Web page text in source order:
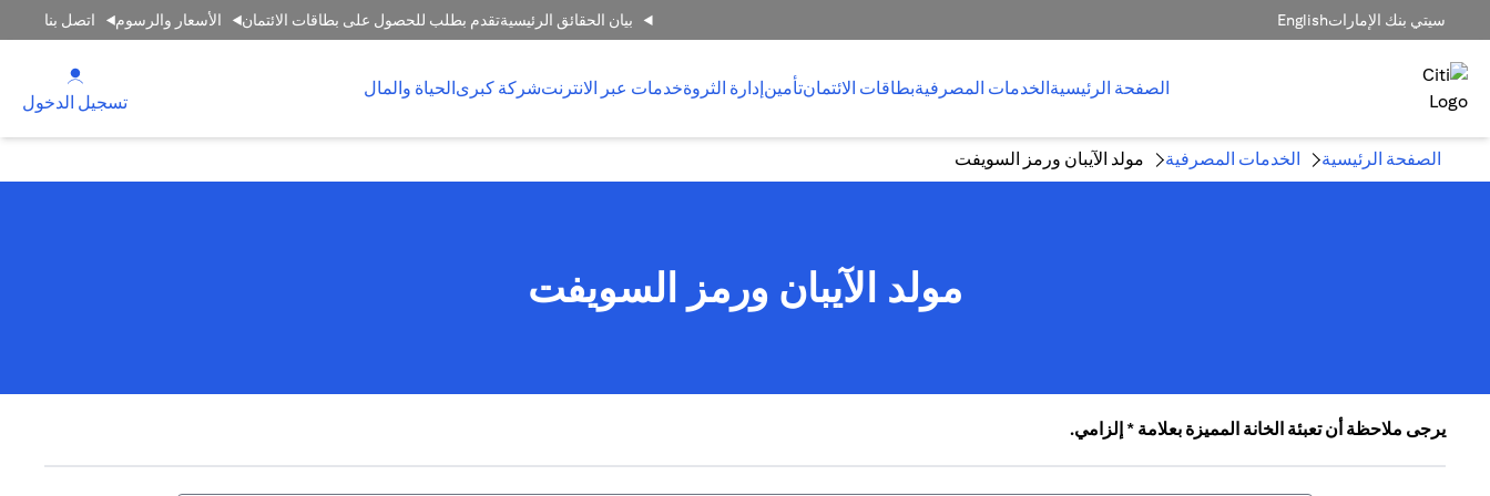
سيتي بنك الإماراتEnglish بيان الحقائق الرئيسيةتقدم بطلب للحصول على بطاقات الائتمان الأسعار والرسوم اتصل بنا
الصفحة الرئيسيةالخدمات المصرفيةبطاقات الائتمانتأمينإدارة الثروةخدمات عبر الانترنتشركة كبرىالحياة والمال
تسجيل الدخول
الصفحة الرئيسية الخدمات المصرفية مولد الآيبان ورمز السويفت
مولد الآيبان ورمز السويفت
يرجى ملاحظة أن تعبئة الخانة المميزة بعلامة * إلزامي.